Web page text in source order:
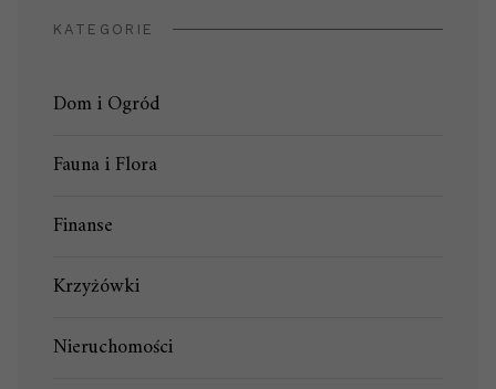
KATEGORIE
Dom i Ogród
Fauna i Flora
Finanse
Krzyżówki
Nieruchomości